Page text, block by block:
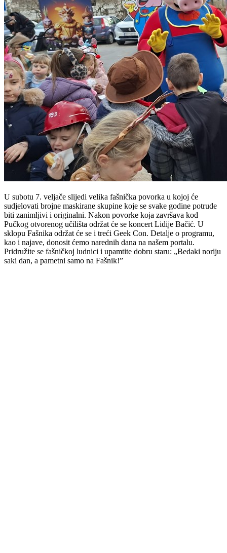
U subotu 7. veljače slijedi velika fašnička povorka u kojoj će
sudjelovati brojne maskirane skupine koje se svake godine potrude
biti zanimljivi i originalni. Nakon povorke koja završava kod
Pučkog otvorenog učilišta održat će se koncert Lidije Bačić. U
sklopu Fašnika održat će se i treći Geek Con. Detalje o programu,
kao i najave, donosit ćemo narednih dana na našem portalu.
Pridružite se fašničkoj ludnici i upamtite dobru staru: „Bedaki noriju
saki dan, a pametni samo na Fašnik!”